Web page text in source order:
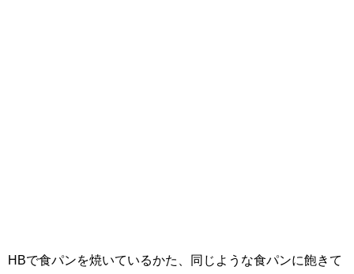
HBで食パンを焼いているかた、同じような食パンに飽きて